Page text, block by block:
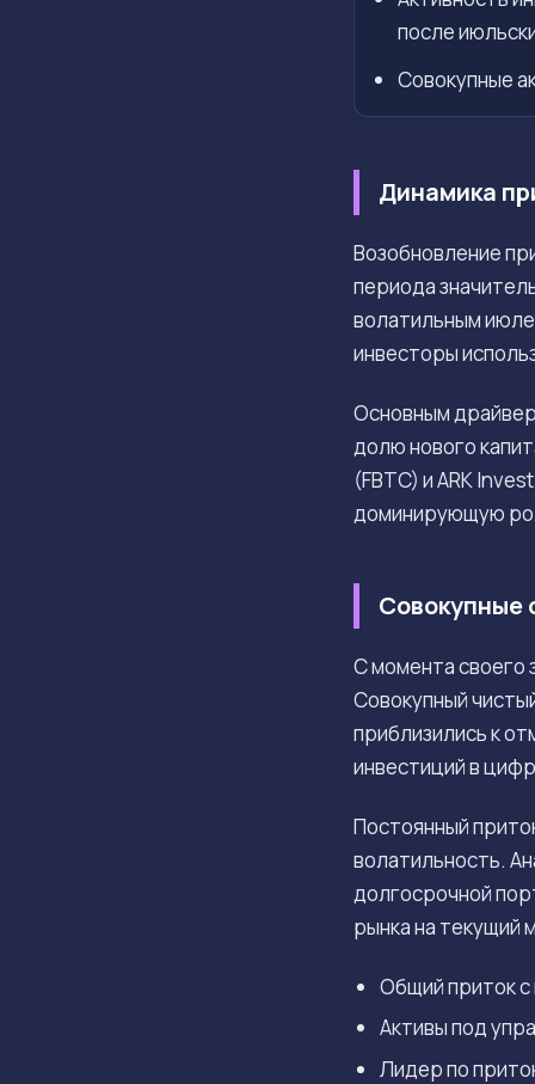
после
Совокупные
Динамика
Возобновление
периода
волатильным
инвесторы
Основным
долю нового
(FBTC) и ARK
доминирующую
Совокупные
С момента своего
Совокупный
приблизились к
инвестиций в
Постоянный
волатильность.
долгосрочной
рынка на текущий
Общий приток
Активы под
Лидер по